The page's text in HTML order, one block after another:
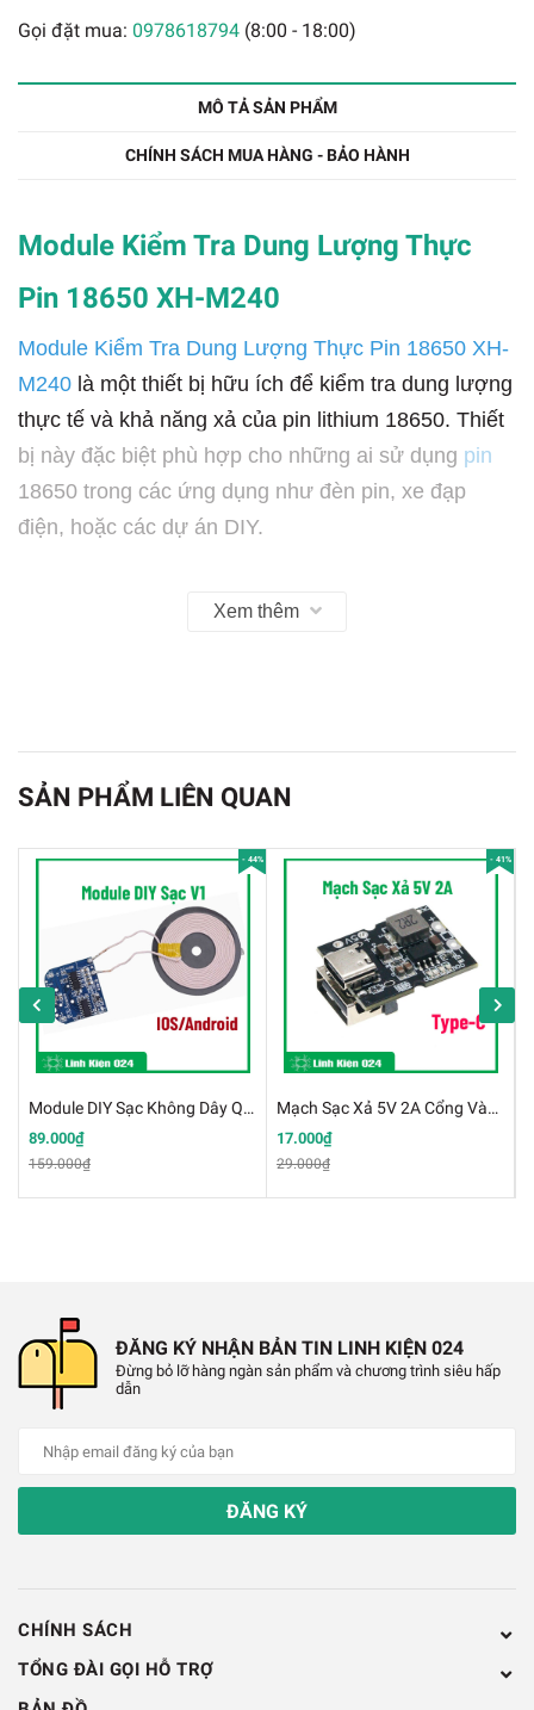
Gọi đặt mua: 0978618794 (8:00 - 18:00)
MÔ TẢ SẢN PHẨM
CHÍNH SÁCH MUA HÀNG - BẢO HÀNH
Module Kiểm Tra Dung Lượng Thực
Pin 18650 XH-M240
Module Kiểm Tra Dung Lượng Thực Pin 18650 XH-
M240 là một thiết bị hữu ích để kiểm tra dung lượng
thực tế và khả năng xả của pin lithium 18650. Thiết
bị này đặc biệt phù hợp cho những ai sử dụng pin
18650 trong các ứng dụng như đèn pin, xe đạp
điện, hoặc các dự án DIY.
Module Kiểm Tra Dung Lượng Thực Pin 18650 XH-
M240
➤Nguồn cấp: DC 5V–12V hoặc pin 18650 (không
bao gồm)
➤Công suất tải: 10W, 8Ω
➤Độ chính xác hiển thị: 0.1V
➤Kích thước
Xem thêm
SẢN PHẨM LIÊN QUAN
- 44%
Module DIY Sạc Không Dây Qi IOS/Android - Bộ Phát V1
89.000₫
159.000₫
- 41%
Mạch Sạc Xả 5V 2A Cổng Vào Type-C Cho Pin Lithium 4.2V
17.000₫
29.000₫
ĐĂNG KÝ NHẬN BẢN TIN LINH KIỆN 024
Đừng bỏ lỡ hàng ngàn sản phẩm và chương trình siêu hấp
dẫn
ĐĂNG KÝ
CHÍNH SÁCH
TỔNG ĐÀI GỌI HỖ TRỢ